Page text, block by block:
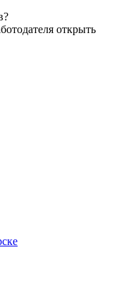
открыть